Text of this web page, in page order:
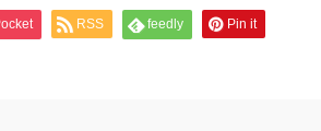
RSS feedly Pin it